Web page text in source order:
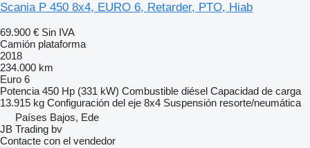
Scania P 450 8x4, EURO 6, Retarder, PTO, Hiab
69.900 € Sin IVA
Camión plataforma
2018
234.000 km
Euro 6
Potencia 450 Hp (331 kW) Combustible diésel Capacidad de carga
13.915 kg Configuración del eje 8x4 Suspensión resorte/neumática
Países Bajos, Ede
JB Trading bv
Contacte con el vendedor